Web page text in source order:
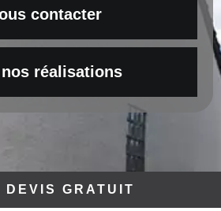
contacter
réalisations
DEVIS GRATUIT